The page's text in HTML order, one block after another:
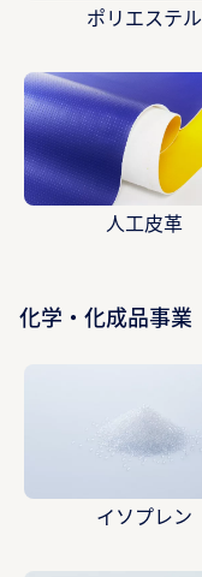
ポリエステル
人工皮革
化学・化成品事業
イソプレン